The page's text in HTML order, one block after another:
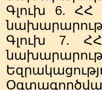
Գլուխ 6. ՀՀ
Գլուխ 7.